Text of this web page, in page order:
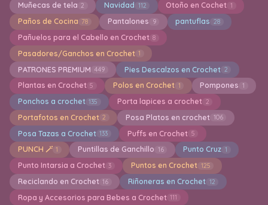
Muñecas de tela 2 Navidad 112 Otoño en Cochet 1
Paños de Cocina 78 Pantalones 9 pantuflas 28
Pañuelos para el Cabello en Crochet 8
Pasadores/Ganchos en Crochet 1
PATRONES PREMIUM 449 Pies Descalzos en Crochet 2
Plantas en Crochet 5 Polos en Crochet 1 Pompones 1
Ponchos a crochet 135 Porta lapices a crochet 2
Portafotos en Crochet 2 Posa Platos en crochet 106
Posa Tazas a Crochet 133 Puffs en Crochet 5
PUNCH 🪄 1 Puntillas de Ganchillo 16 Punto Cruz 1
Punto Intarsia a Crochet 3 Puntos en Crochet 125
Reciclando en Crochet 16 Riñoneras en Crochet 12
Ropa y Accesorios para Bebes a Crochet 111